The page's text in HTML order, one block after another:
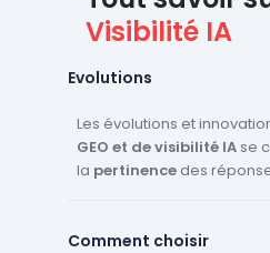
Visibilité IA
Evolutions
Les évolutions et
GEO et de visibilité IAse
la pertinencedes
hallucinationssur leur
Comment choisir